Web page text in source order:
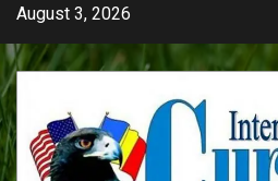
Skip
content
August 3, 2026